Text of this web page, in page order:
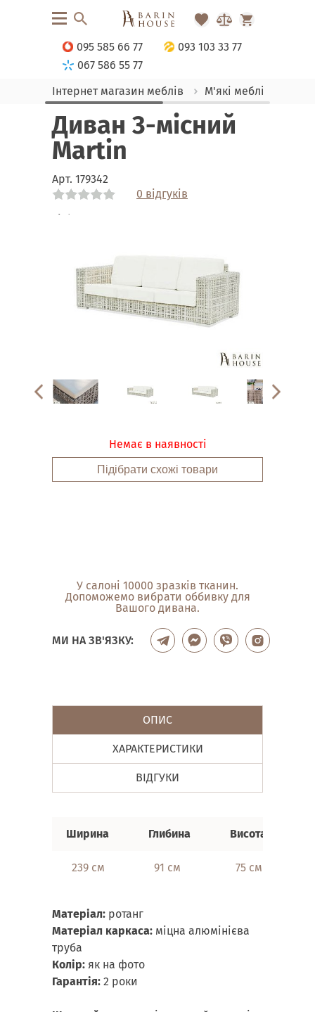
095 585 66 77
093 103 33 77
067 586 55 77
Інтернет магазин меблів
М'які меблі
Диван 3-місний
Martin
Арт. 179342
0 відгуків
Link
Link
Link
Link
Немає в наявності
Підібрати схожі товари
У салоні 10000 зразків тканин.
Допоможемо вибрати оббивку для
Вашого дивана.
МИ НА ЗВ'ЯЗКУ:
ОПИС
ХАРАКТЕРИСТИКИ
ВІДГУКИ
Ширина Глибина Висота
239 см 91 см 75 см
Матеріал: ротанг
Матеріал каркаса: міцна алюмінієва
труба
Колір: як на фото
Гарантія: 2 роки